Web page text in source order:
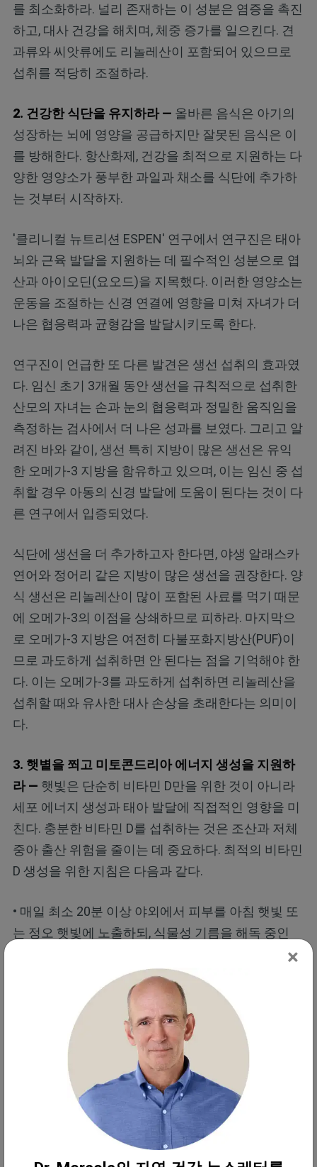
를 최소화하라. 널리 존재하는 이 성분은 염증을 촉진
하고, 대사 건강을 해치며, 체중 증가를 일으킨다. 견
과류와 씨앗류에도 리놀레산이 포함되어 있으므로
섭취를 적당히 조절하라.
2. 건강한 식단을 유지하라 — 올바른 음식은 아기의
성장하는 뇌에 영양을 공급하지만 잘못된 음식은 이
를 방해한다. 항산화제, 건강을 최적으로 지원하는 다
양한 영양소가 풍부한 과일과 채소를 식단에 추가하
는 것부터 시작하자.
'클리니컬 뉴트리션 ESPEN' 연구에서 연구진은 태아
뇌와 근육 발달을 지원하는 데 필수적인 성분으로 엽
산과 아이오딘(요오드)을 지목했다. 이러한 영양소는
운동을 조절하는 신경 연결에 영향을 미쳐 자녀가 더
나은 협응력과 균형감을 발달시키도록 한다.
연구진이 언급한 또 다른 발견은 생선 섭취의 효과였
다. 임신 초기 3개월 동안 생선을 규칙적으로 섭취한
산모의 자녀는 손과 눈의 협응력과 정밀한 움직임을
측정하는 검사에서 더 나은 성과를 보였다. 그리고 알
려진 바와 같이, 생선 특히 지방이 많은 생선은 유익
한 오메가-3 지방을 함유하고 있으며, 이는 임신 중 섭
취할 경우 아동의 신경 발달에 도움이 된다는 것이 다
른 연구에서 입증되었다.
식단에 생선을 더 추가하고자 한다면, 야생 알래스카
연어와 정어리 같은 지방이 많은 생선을 권장한다. 양
식 생선은 리놀레산이 많이 포함된 사료를 먹기 때문
에 오메가-3의 이점을 상쇄하므로 피하라. 마지막으
로 오메가-3 지방은 여전히 다불포화지방산(PUF)이
므로 과도하게 섭취하면 안 된다는 점을 기억해야 한
다. 이는 오메가-3를 과도하게 섭취하면 리놀레산을
섭취할 때와 유사한 대사 손상을 초래한다는 의미이
다.
3. 햇볕을 쬐고 미토콘드리아 에너지 생성을 지원하
라 — 햇빛은 단순히 비타민 D만을 위한 것이 아니라
세포 에너지 생성과 태아 발달에 직접적인 영향을 미
친다. 충분한 비타민 D를 섭취하는 것은 조산과 저체
중아 출산 위험을 줄이는 데 중요하다. 최적의 비타민
D 생성을 위한 지침은 다음과 같다.
• 매일 최소 20분 이상 야외에서 피부를 아침 햇빛 또
는 정오 햇빛에 노출하되, 식물성 기름을 해독 중인
경우에는 강한 정오 햇빛은 피하라. 리놀레산이 햇볕
화상 위험을 높이기 때문이다. 최소 6개월이 걸리는
해독 기간에 햇볕 화상 위험이 최소인 아침 이른 시간
대나 오후 늦은 시간대에 햇빛을 쬐라.
• 비타민 D 수치를 연 2회 측정해 최적 범위 내에 있는
지 확인하라. 필자는 비타민 D의 최대 이점이 나타나
는 60~80ng/mL(150~200nmol/L)를 목표로 할 것을
몸이 식물성 기름을 충분히 배출하기 전에 햇빛을 쬐
×